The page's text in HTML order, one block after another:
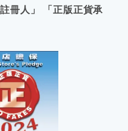
冊人」 「正版正貨承